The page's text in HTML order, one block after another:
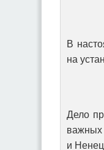
В
на
Дело
важных
и